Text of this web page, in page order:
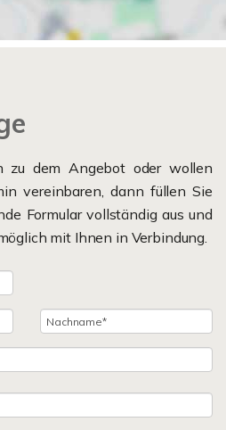
zu dem Angebot oder wollen
vereinbaren, dann füllen Sie
Formular vollständig aus und
mit Ihnen in Verbindung.